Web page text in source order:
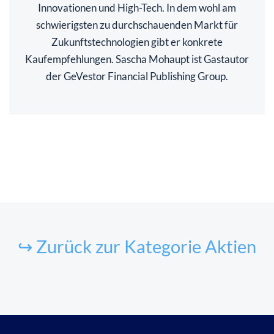
Innovationen und High-Tech. In dem wohl am
schwierigsten zu durchschauenden Markt für
Zukunftstechnologien gibt er konkrete
Kaufempfehlungen. Sascha Mohaupt ist Gastautor
der GeVestor Financial Publishing Group.
↪ Zurück zur Kategorie Aktien